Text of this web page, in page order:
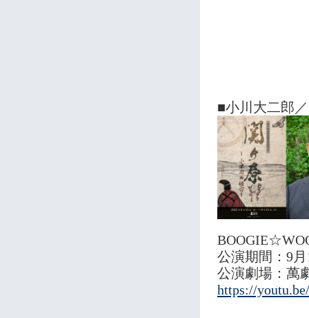
■小川大二郎
公演期間：9
公演劇場：萬
https://